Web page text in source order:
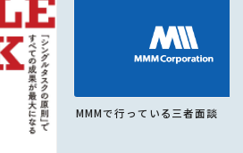
MMMで行っている三者面談